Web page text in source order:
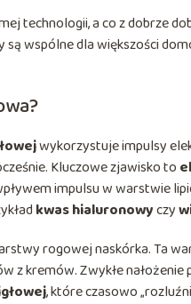
technologii, a co z dobrze
są wspólne dla większości
wykorzystuje impulsy
Kluczowe zjawisko to
impulsu w warstwie
kwas hialuronowyczy
rogowej naskórka. Ta
z kremów. Zwykłe
, które czasowo